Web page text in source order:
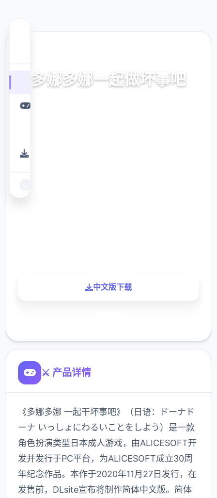
多娜多娜一起做坏事吧
官方中文，中文下载，中文入口，官网入口，
中文版下载
⚔️ 产品详情
《多娜多娜 一起干坏事吧》（日语：ドーナド
ーナ いっしょにわるいことをしよう）是一款
角色扮演类型日本成人游戏，由ALICESOFT开
发并发行于PC平台，为ALICESOFT成立30周
年纪念作品。本作于2020年11月27日发行，在
发售前，DLsite宣布将制作简体中文版。简体